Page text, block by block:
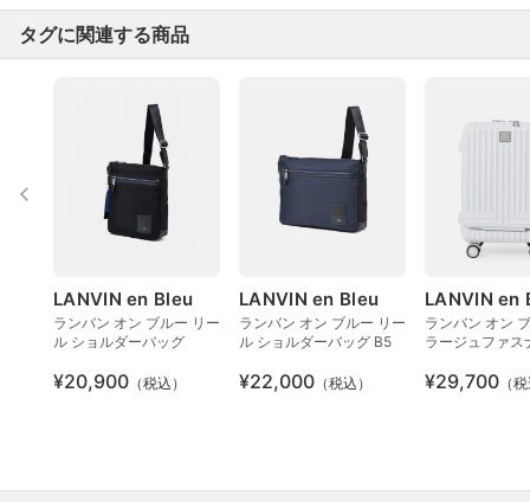
タグに関連する商品
LANVIN en Bleu
ランバン オン ブルー リー
ル ショルダーバッグ
¥20,900 （税込）
LANVIN en Bleu
ランバン オン ブルー リー
ル ショルダーバッグ B5
¥22,000 （税込）
LANVIN en
ランバン オン
ラージュファス
込み Sサイズ
¥29,700 （